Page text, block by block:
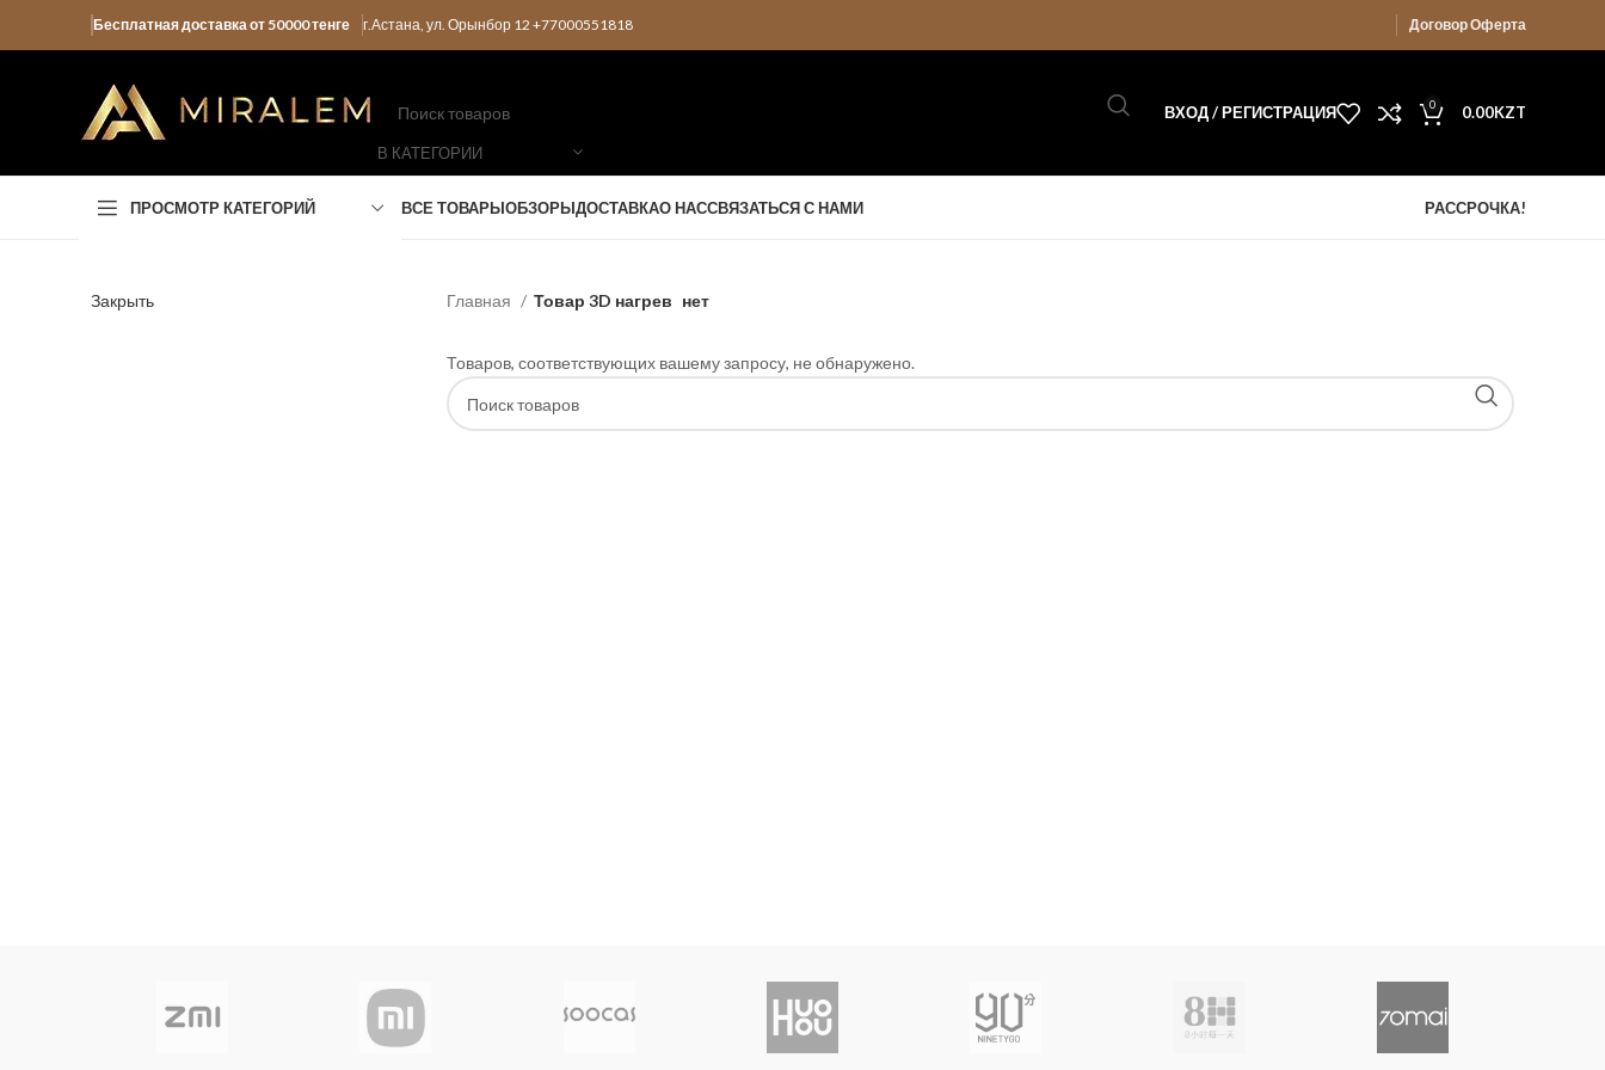
Бесплатная доставка от 50000 тенге г.Астана, ул. Орынбор 12 +77000551818 Договор Оферта
В КАТЕГОРИИ
ВХОД / РЕГИСТРАЦИЯ 0 0.00KZT
ПРОСМОТР КАТЕГОРИЙ ВСЕ ТОВАРЫОБЗОРЫДОСТАВКАО НАССВЯЗАТЬСЯ С НАМИ РАССРОЧКА!
Закрыть Главная Товар 3D нагрев нет
Товаров, соответствующих вашему запросу, не обнаружено.